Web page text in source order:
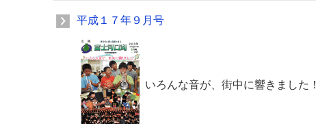
平成１７年９月号
いろんな音が、街中に響きました！